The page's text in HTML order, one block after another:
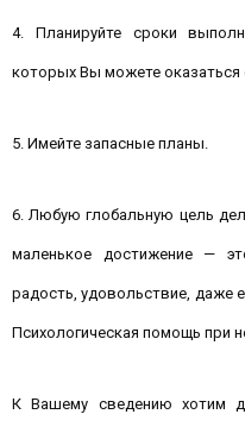
4. Планируйте сроки
которых Вы можете оказаться
5. Имейте запасные планы.
6. Любую глобальную цель
маленькое достижение —
радость, удовольствие, даже
Психологическая помощь при
К Вашему сведению хотим